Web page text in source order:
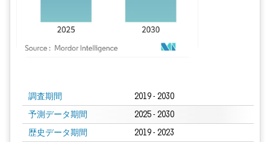
調査期間 2019 - 2030
予測データ期間 2025 - 2030
歴史データ期間 2019 - 2023